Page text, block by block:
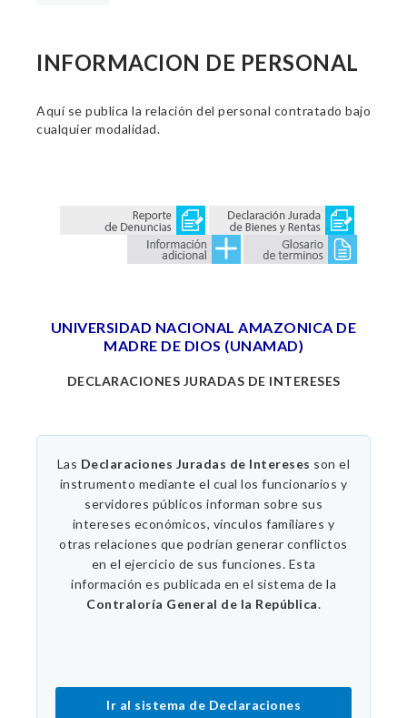
INFORMACION DE PERSONAL
Aquí se publica la relación del personal contratado bajo
cualquier modalidad.
UNIVERSIDAD NACIONAL AMAZONICA DE
MADRE DE DIOS (UNAMAD)
DECLARACIONES JURADAS DE INTERESES
Las Declaraciones Juradas de Intereses son el
instrumento mediante el cual los funcionarios y
servidores públicos informan sobre sus
intereses económicos, vínculos familiares y
otras relaciones que podrían generar conflictos
en el ejercicio de sus funciones. Esta
información es publicada en el sistema de la
Contraloría General de la República.
Ir al sistema de Declaraciones